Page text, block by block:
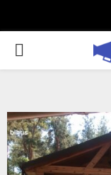
PRIMARY